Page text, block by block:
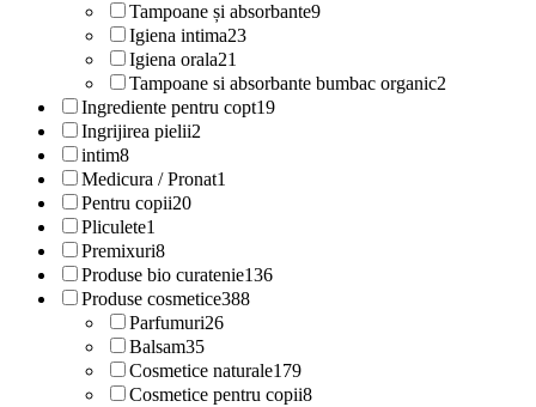
Tampoane și absorbante9
Igiena intima23
Igiena orala21
Tampoane si absorbante bumbac organic2
Ingrediente pentru copt19
Ingrijirea pielii2
intim8
Medicura / Pronat1
Pentru copii20
Pliculete1
Premixuri8
Produse bio curatenie136
Produse cosmetice388
Parfumuri26
Balsam35
Cosmetice naturale179
Cosmetice pentru copii8